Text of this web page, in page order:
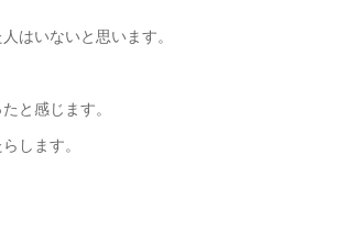
はいないと思います。
と感じます。
します。